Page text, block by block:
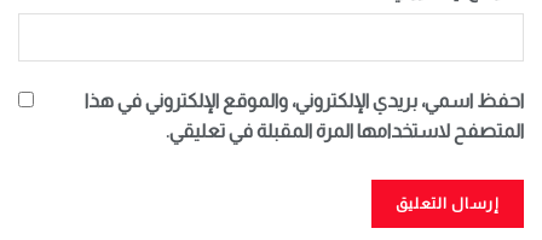
احفظ اسمي، بريدي الإلكتروني، والموقع الإلكتروني في هذا
المتصفح لاستخدامها المرة المقبلة في تعليقي.